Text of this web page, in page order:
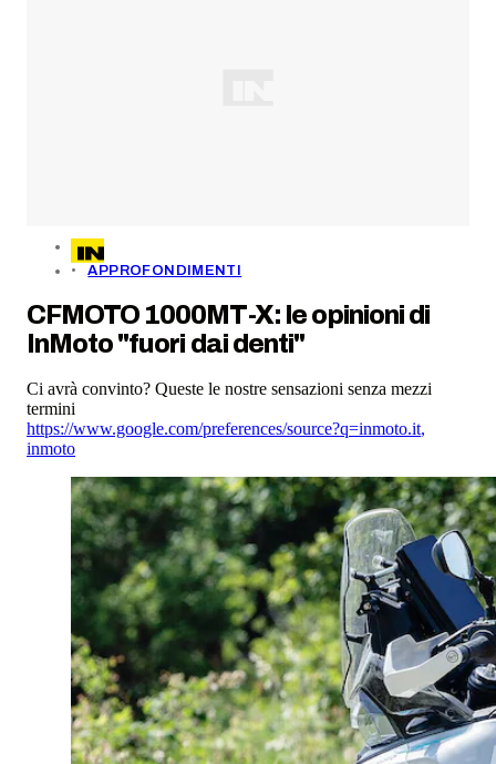
APPROFONDIMENTI
CFMOTO 1000MT-X: le opinioni di
InMoto "fuori dai denti"
Ci avrà convinto? Queste le nostre sensazioni senza mezzi
termini
https://www.google.com/preferences/source?q=inmoto.it,
inmoto